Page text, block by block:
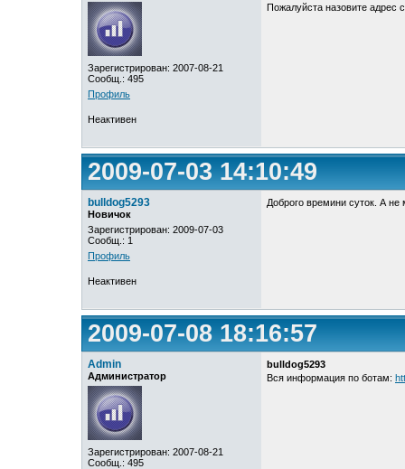
Зарегистрирован: 2007-08-21
Сообщ.: 495
Профиль
Пожалуйста назовите адрес
Неактивен
2009-07-03 14:10:49
bulldog5293
Новичок
Зарегистрирован: 2009-07-03
Сообщ.: 1
Профиль
Доброго времини суток. А не
Неактивен
2009-07-08 18:16:57
Admin
Администратор
Зарегистрирован: 2007-08-21
Сообщ.: 495
bulldog5293
Вся информация по ботам: